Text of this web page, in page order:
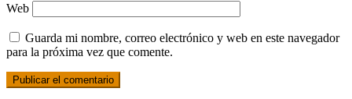
Web
Guarda mi nombre, correo electrónico y web en este navegador
para la próxima vez que comente.